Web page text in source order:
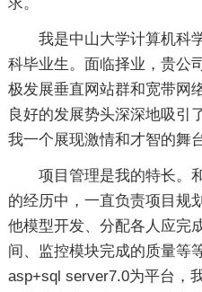
我是中山大学计算机科
科毕业生。面临择业，贵公
极发展垂直网站群和宽带网
良好的发展势头深深地吸引
我一个展现激情和才智的舞台
项目管理是我的特长。
的经历中，一直负责项目规
他模型开发、分配各人应完
间、监控模块完成的质量等
asp+sql server7.0为平台，